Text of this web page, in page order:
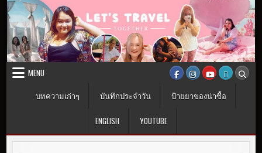
MENU
บทความเก่าๆ
บันทึกประจำวัน ป้ายยาของน่าซื้อ
ENGLISH YOUTUBE